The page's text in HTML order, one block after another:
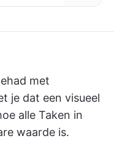
met
je dat een visueel
alle Taken in
waarde is.